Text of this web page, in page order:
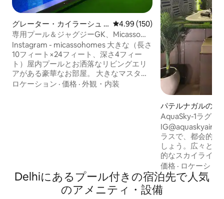
グレーター・カイラーシュ II
の一軒家
レビュー150件、5つ星中4.99つ
4.99 (150)
専用プール＆ジャグジーGK、Micasso
Homes | パーティー禁止
Instagram - micassohomes 大きな（長さ
10フィート×24フィート、深さ4フィー
ト）屋内プールとお洒落なリビングエリ
アがある豪華なお部屋。 大きなマスター
ベッドルームには、スイート内のバスル
ロケーション · 価格 · 外観・内装
パテルナガルの宿
AquaSky-1ラグジ
ム、ベッド2台、
ラスで、都会的な
しょう。広々と
的なスカイライン
テラスには、贅沢
適な屋外シーティ
います。 快適さとスタイリッシュさを満
喫しながら、街の
価格 · ロケーショ
Delhiにあるプール付きの宿泊先で人気
のアメニティ・設備